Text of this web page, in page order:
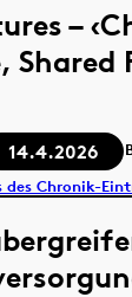
–
Shared
14.4.2026
des Chronik-